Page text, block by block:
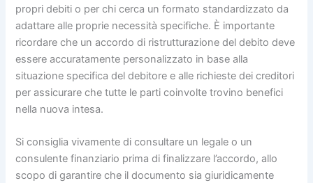
propri debiti o per chi cerca un formato standardizzato da
adattare alle proprie necessità specifiche. È importante
ricordare che un accordo di ristrutturazione del debito deve
essere accuratamente personalizzato in base alla
situazione specifica del debitore e alle richieste dei creditori
per assicurare che tutte le parti coinvolte trovino benefici
nella nuova intesa.
Si consiglia vivamente di consultare un legale o un
consulente finanziario prima di finalizzare l’accordo, allo
scopo di garantire che il documento sia giuridicamente